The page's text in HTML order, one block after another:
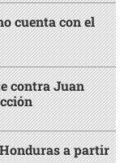
cuenta con el
contra Juan
a partir